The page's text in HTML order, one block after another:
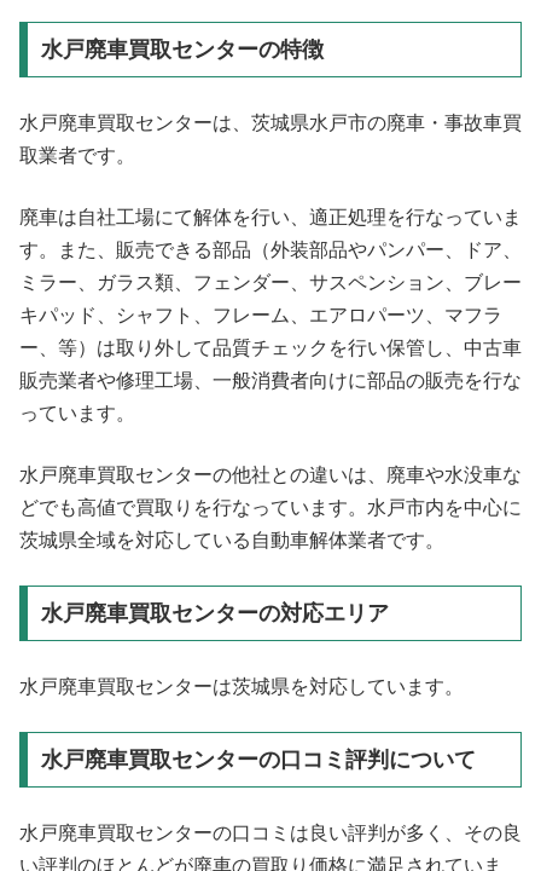
水戸廃車買取センターの特徴
水戸廃車買取センターは、茨城県水戸市の廃車・事故車買
取業者です。
廃車は自社工場にて解体を行い、適正処理を行なっていま
す。また、販売できる部品（外装部品やパンパー、ドア、
ミラー、ガラス類、フェンダー、サスペンション、ブレー
キパッド、シャフト、フレーム、エアロパーツ、マフラ
ー、等）は取り外して品質チェックを行い保管し、中古車
販売業者や修理工場、一般消費者向けに部品の販売を行な
っています。
水戸廃車買取センターの他社との違いは、廃車や水没車な
どでも高値で買取りを行なっています。水戸市内を中心に
茨城県全域を対応している自動車解体業者です。
水戸廃車買取センターの対応エリア
水戸廃車買取センターは茨城県を対応しています。
水戸廃車買取センターの口コミ評判について
水戸廃車買取センターの口コミは良い評判が多く、その良
い評判のほとんどが廃車の買取り価格に満足されていま